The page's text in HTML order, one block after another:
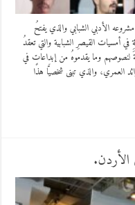
الأدبي الشبابي والذي يفتحُ
في أمسيات القيصرِ الشبابية والتي تعقدُ
لنصوصهم وما يقدموهُ من إبداعاتٍ في
العمري، والذي تبنى شخصيَّا هذا